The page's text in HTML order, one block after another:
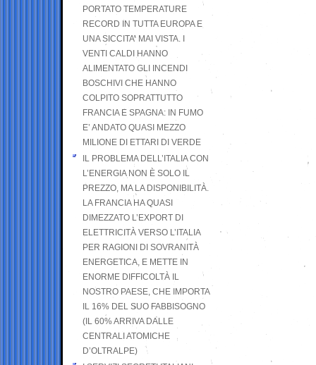
PORTATO TEMPERATURE
RECORD IN TUTTA EUROPA E
UNA SICCITA’ MAI VISTA. I
VENTI CALDI HANNO
ALIMENTATO GLI INCENDI
BOSCHIVI CHE HANNO
COLPITO SOPRATTUTTO
FRANCIA E SPAGNA: IN FUMO
E’ ANDATO QUASI MEZZO
MILIONE DI ETTARI DI VERDE
IL PROBLEMA DELL’ITALIA CON
L’ENERGIA NON È SOLO IL
PREZZO, MA LA DISPONIBILITÀ.
LA FRANCIA HA QUASI
DIMEZZATO L’EXPORT DI
ELETTRICITÀ VERSO L’ITALIA
PER RAGIONI DI SOVRANITÀ
ENERGETICA, E METTE IN
ENORME DIFFICOLTÀ IL
NOSTRO PAESE, CHE IMPORTA
IL 16% DEL SUO FABBISOGNO
(IL 60% ARRIVA DALLE
CENTRALI ATOMICHE
D’OLTRALPE)